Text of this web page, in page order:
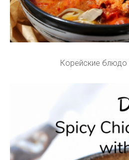
Корейские блюдо